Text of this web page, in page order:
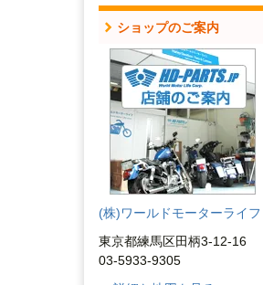
ショップのご案内
(株)ワールドモーターライフ
東京都練馬区田柄3-12-16
03-5933-9305